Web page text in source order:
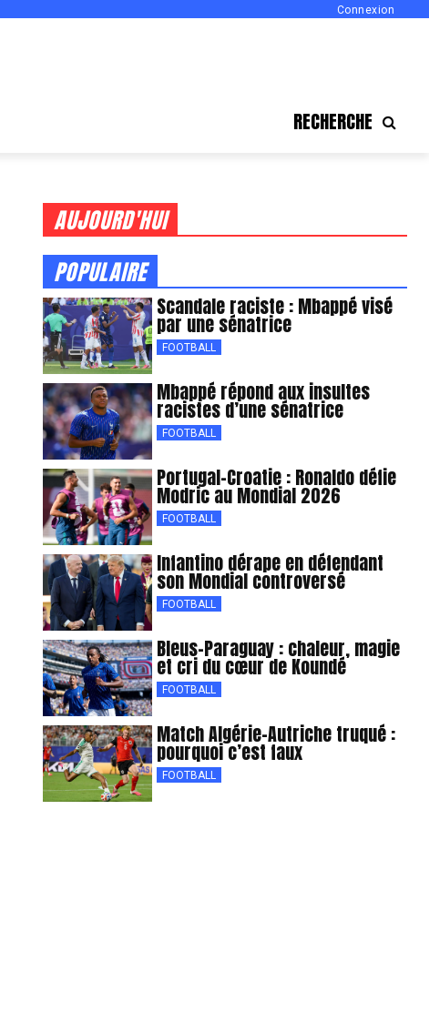
Connexion
RECHERCHE
AUJOURD'HUI
POPULAIRE
Scandale raciste : Mbappé visé
par une sénatrice
FOOTBALL
Mbappé répond aux insultes
racistes d’une sénatrice
FOOTBALL
Portugal-Croatie : Ronaldo défie
Modric au Mondial 2026
FOOTBALL
Infantino dérape en défendant
son Mondial controversé
FOOTBALL
Bleus-Paraguay : chaleur, magie
et cri du cœur de Koundé
FOOTBALL
Match Algérie-Autriche truqué :
pourquoi c’est faux
FOOTBALL